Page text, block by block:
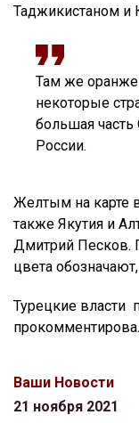
Таджикистаном и
Там же
некоторые
большая
России.
Желтым на карте
также Якутия и
Дмитрий Песков.
цвета
Турецкие власти
Ваши Новости
21 ноября 2021